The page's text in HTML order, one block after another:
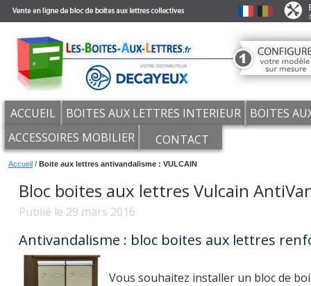
ACCUEIL BOITES AUX LETTRES INTERIEUR
BOITES
ACCESSOIRES MOBILIER
CONTACT
Accueil / Boite aux lettres antivandalisme : VULCAIN
Bloc boites aux lettres Vulcain
Publié le 29 mars 2016
Antivandalisme : bloc boites aux lettres
Vous souhaitez installer un bloc de